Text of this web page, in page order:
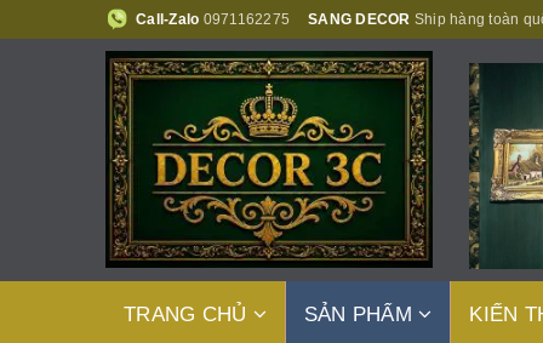
Call-Zalo 0971162275 SANG DECOR Ship hàng toàn
TRANG CHỦ SẢN PHẨM KIẾN